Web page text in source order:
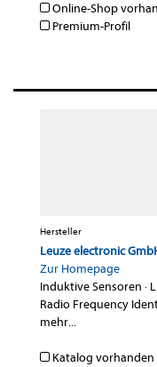
Online-Shop
Premium-Profil
Hersteller
Leuze electronic
Zur Homepage
Induktive Sensoren ·
Radio Frequency
mehr...
Katalog vorhanden